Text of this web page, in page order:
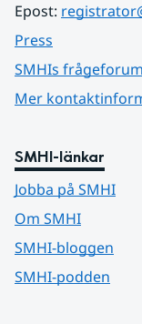
Epost:
Press
SMHIs frågeforum
Mer
SMHI-länkar
Jobba på SMHI
Om SMHI
SMHI-bloggen
SMHI-podden